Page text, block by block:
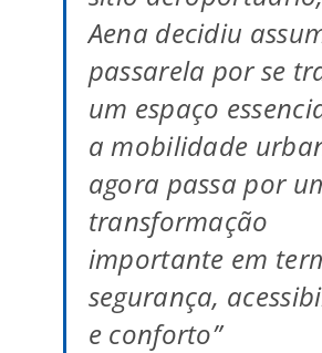
Aena decidiu
passarela por se
um espaço
a mobilidade
agora passa por
transformação
importante em
segurança,
e conforto”